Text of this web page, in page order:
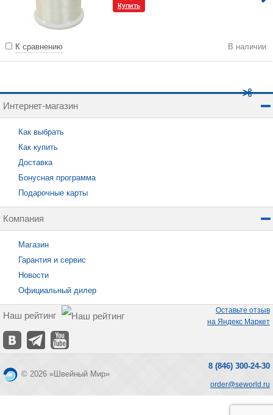
Купить
К сравнению В наличии
Интернет-магазин
Как выбрать
Как купить
Доставка
Бонусная программа
Подарочные карты
Компания
Магазин
Гарантия и сервис
Новости
Официальный дилер
Наш рейтинг
Оставьте отзыв
на Яндекс Маркет
© 2026 «Швейный Мир»
8 (846) 300-24-30
order@seworld.ru